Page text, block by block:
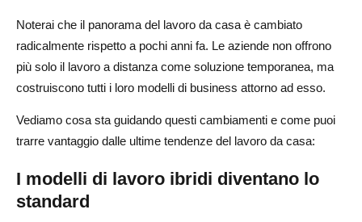
Noterai che il panorama del lavoro da casa è cambiato
radicalmente rispetto a pochi anni fa. Le aziende non offrono
più solo il lavoro a distanza come soluzione temporanea, ma
costruiscono tutti i loro modelli di business attorno ad esso.
Vediamo cosa sta guidando questi cambiamenti e come puoi
trarre vantaggio dalle ultime tendenze del lavoro da casa:
I modelli di lavoro ibridi diventano lo
standard